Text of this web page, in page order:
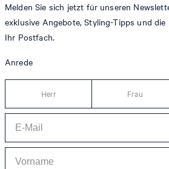
Melden Sie sich jetzt für unseren
exklusive Angebote, Styling-Tipps und
Ihr Postfach.
Anrede
Herr Frau